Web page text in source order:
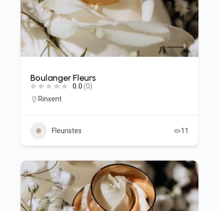
Boulanger Fleurs
0.0(0)
Rinxent
Fleuristes 11